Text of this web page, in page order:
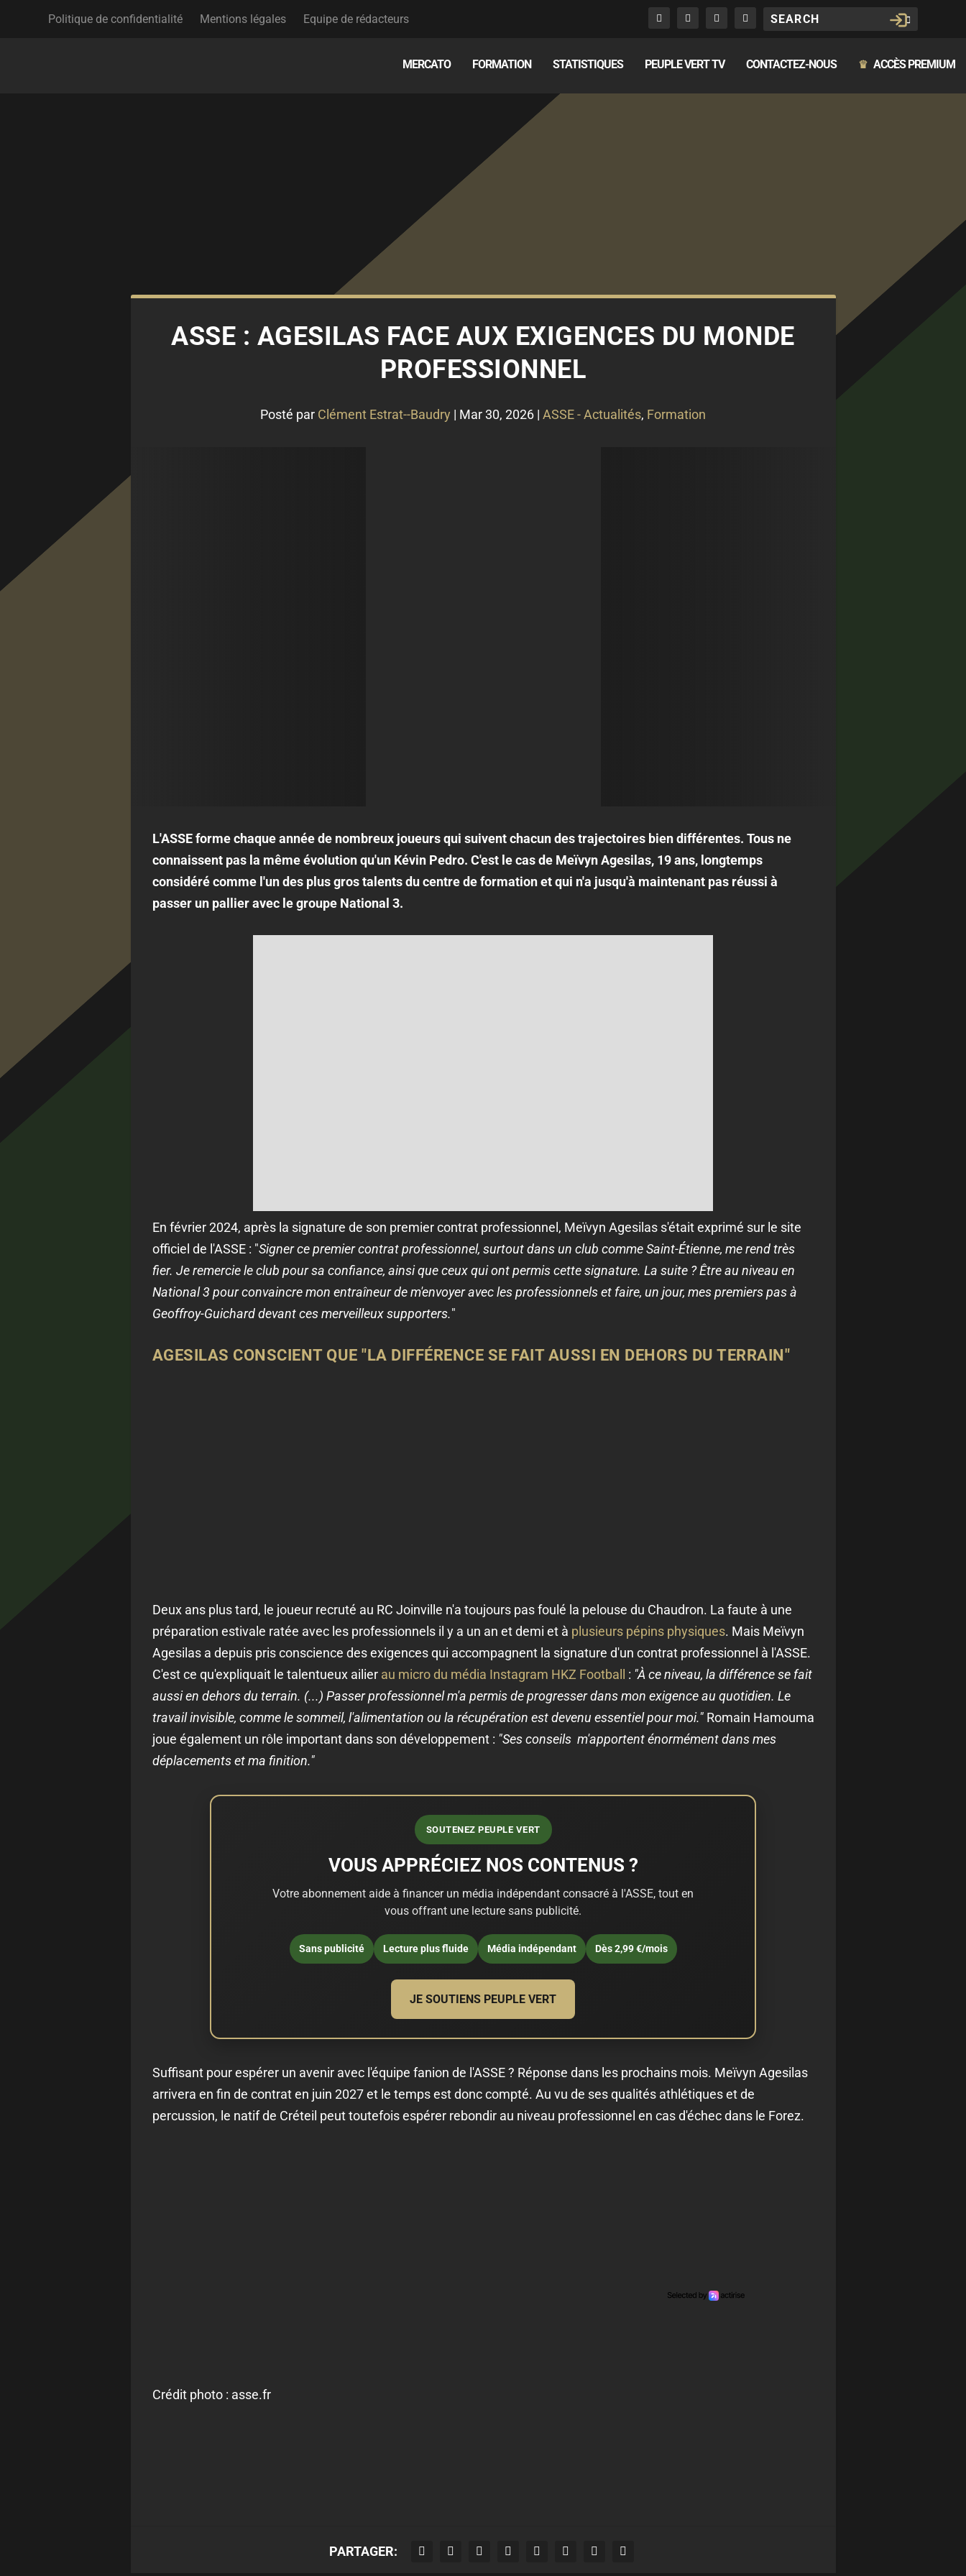
Politique de confidentialité Mentions légales Equipe de rédacteurs
MERCATO FORMATION STATISTIQUES PEUPLE VERT TV CONTACTEZ-NOUS ♛ ACCÈS PREMIUM
ASSE : AGESILAS FACE AUX EXIGENCES DU MONDE
PROFESSIONNEL
Posté par Clément Estrat--Baudry | Mar 30, 2026 | ASSE - Actualités, Formation
L'ASSE forme chaque année de nombreux joueurs qui suivent chacun des trajectoires bien différentes. Tous ne
connaissent pas la même évolution qu'un Kévin Pedro. C'est le cas de Meïvyn Agesilas, 19 ans, longtemps
considéré comme l'un des plus gros talents du centre de formation et qui n'a jusqu'à maintenant pas réussi à
passer un pallier avec le groupe National 3.
En février 2024, après la signature de son premier contrat professionnel, Meïvyn Agesilas s'était exprimé sur le site
officiel de l'ASSE : "Signer ce premier contrat professionnel, surtout dans un club comme Saint-Étienne, me rend très
fier. Je remercie le club pour sa confiance, ainsi que ceux qui ont permis cette signature. La suite ? Être au niveau en
National 3 pour convaincre mon entraîneur de m'envoyer avec les professionnels et faire, un jour, mes premiers pas à
Geoffroy-Guichard devant ces merveilleux supporters."
AGESILAS CONSCIENT QUE "LA DIFFÉRENCE SE FAIT AUSSI EN DEHORS DU TERRAIN"
Deux ans plus tard, le joueur recruté au RC Joinville n'a toujours pas foulé la pelouse du Chaudron. La faute à une
préparation estivale ratée avec les professionnels il y a un an et demi et à plusieurs pépins physiques. Mais Meïvyn
Agesilas a depuis pris conscience des exigences qui accompagnent la signature d'un contrat professionnel à l'ASSE.
C'est ce qu'expliquait le talentueux ailier au micro du média Instagram HKZ Football : "À ce niveau, la différence se fait
aussi en dehors du terrain. (...) Passer professionnel m'a permis de progresser dans mon exigence au quotidien. Le
travail invisible, comme le sommeil, l'alimentation ou la récupération est devenu essentiel pour moi." Romain Hamouma
joue également un rôle important dans son développement : "Ses conseils m'apportent énormément dans mes
déplacements et ma finition."
SOUTENEZ PEUPLE VERT
VOUS APPRÉCIEZ NOS CONTENUS ?
Votre abonnement aide à financer un média indépendant consacré à l'ASSE, tout en
vous offrant une lecture sans publicité.
Sans publicité Lecture plus fluide Média indépendant Dès 2,99 €/mois
JE SOUTIENS PEUPLE VERT
Suffisant pour espérer un avenir avec l'équipe fanion de l'ASSE ? Réponse dans les prochains mois. Meïvyn Agesilas
arrivera en fin de contrat en juin 2027 et le temps est donc compté. Au vu de ses qualités athlétiques et de
percussion, le natif de Créteil peut toutefois espérer rebondir au niveau professionnel en cas d'échec dans le Forez.
Crédit photo : asse.fr
PARTAGER: